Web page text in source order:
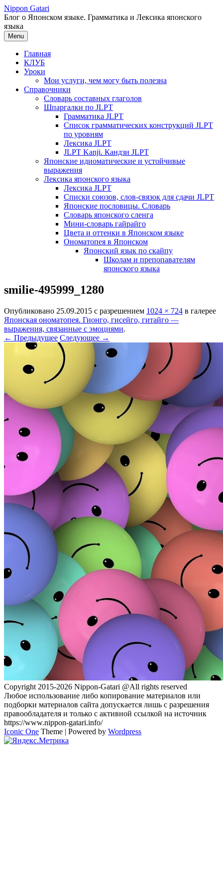
Перейти
к
содержимому
Nippon Gatari
Блог о Японском языке. Грамматика и Лексика японского
языка
Menu
Главная
КЛУБ
Уроки
Мои услуги, чем могу быть полезна
Справочники
Словарь составных глаголов
Шпаргалки по JLPT
Грамматика JLPT
Список грамматических конструкций JLPT
по уровням
Лексика JLPT
JLPT Kanji. Кандзи JLPT
Японские идиоматические и устойчивые
выражения
Лексика японского языка
Лексика JLPT
Списки союзов, слов-связок для сдачи JLPT
Японские пословицы. Словарь
Словарь японского сленга
Мини-словарь гайрайго
Цвета и оттенки в Японском языке
Ономатопея в Японском
Японский язык по скайпу
Школам и препопавателям
японского языка
smilie-495999_1280
Опубликовано 25.09.2015 с разрешением 1024 × 724 в галерее
Японская ономатопея. Гионго, гисейго, гитайго —
выражения, связанные с эмоциями.
← Предыдущее Следующее →
Copyright 2015-2026 Nippon-Gatari @All rights reserved
Любое использование либо копирование материалов или
подборки материалов сайта допускается лишь с разрешения
правообладателя и только с активной ссылкой на источник
https://www.nippon-gatari.info/
Iconic One Theme | Powered by Wordpress